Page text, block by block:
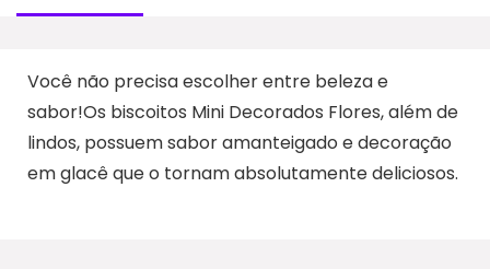
Você não precisa escolher entre beleza e
sabor!Os biscoitos Mini Decorados Flores, além de
lindos, possuem sabor amanteigado e decoração
em glacê que o tornam absolutamente deliciosos.